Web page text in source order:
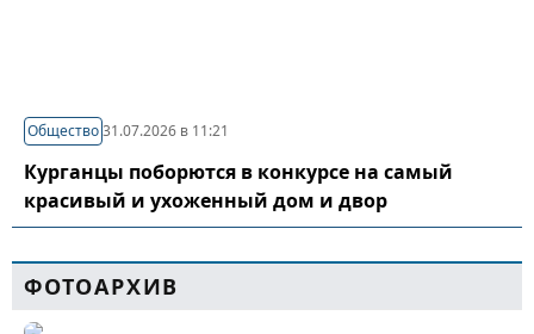
Общество31.07.2026 в 11:21
Курганцы поборются в конкурсе на самый
красивый и ухоженный дом и двор
ФОТОАРХИВ